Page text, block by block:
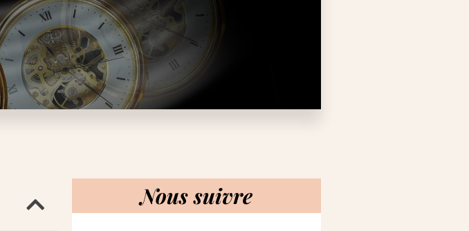
Nous suivre